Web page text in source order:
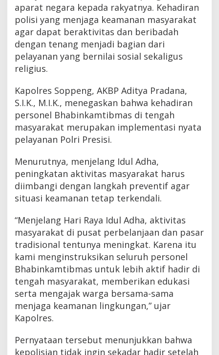
aparat negara kepada rakyatnya. Kehadiran
polisi yang menjaga keamanan masyarakat
agar dapat beraktivitas dan beribadah
dengan tenang menjadi bagian dari
pelayanan yang bernilai sosial sekaligus
religius.
Kapolres Soppeng, AKBP Aditya Pradana,
S.I.K., M.I.K., menegaskan bahwa kehadiran
personel Bhabinkamtibmas di tengah
masyarakat merupakan implementasi nyata
pelayanan Polri Presisi.
Menurutnya, menjelang Idul Adha,
peningkatan aktivitas masyarakat harus
diimbangi dengan langkah preventif agar
situasi keamanan tetap terkendali.
“Menjelang Hari Raya Idul Adha, aktivitas
masyarakat di pusat perbelanjaan dan pasar
tradisional tentunya meningkat. Karena itu
kami menginstruksikan seluruh personel
Bhabinkamtibmas untuk lebih aktif hadir di
tengah masyarakat, memberikan edukasi
serta mengajak warga bersama-sama
menjaga keamanan lingkungan,” ujar
Kapolres.
Pernyataan tersebut menunjukkan bahwa
kepolisian tidak ingin sekadar hadir setelah